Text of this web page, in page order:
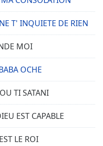
T' INQUIETE DE RIEN
MOI
OCHE
TI SATANI
EST CAPABLE
LE ROI